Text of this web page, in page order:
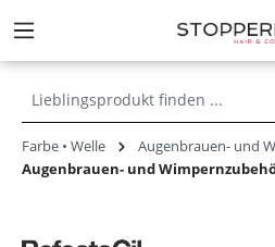
springen
Farbe • Welle
Augenbrauen- und
Augenbrauen- und